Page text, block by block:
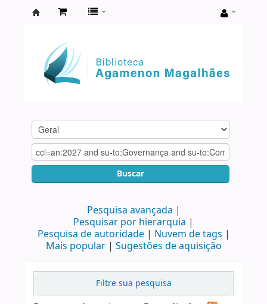
Agamenon
Magalhães
Buscar
Pesquisa avançada
Pesquisar por hierarquia
Pesquisa de autoridade
Nuvem de tags
Mais popular
Sugestões de aquisição
Filtre sua pesquisa